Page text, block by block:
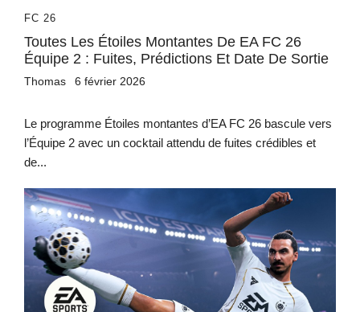
FC 26
Toutes Les Étoiles Montantes De EA FC 26
Équipe 2 : Fuites, Prédictions Et Date De Sortie
Thomas 6 février 2026
Le programme Étoiles montantes d’EA FC 26 bascule vers
l’Équipe 2 avec un cocktail attendu de fuites crédibles et
de...